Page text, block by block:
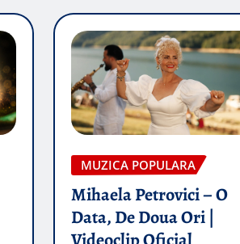
MUZICA POPULARA
Mihaela Petrovici – O
Data, De Doua Ori |